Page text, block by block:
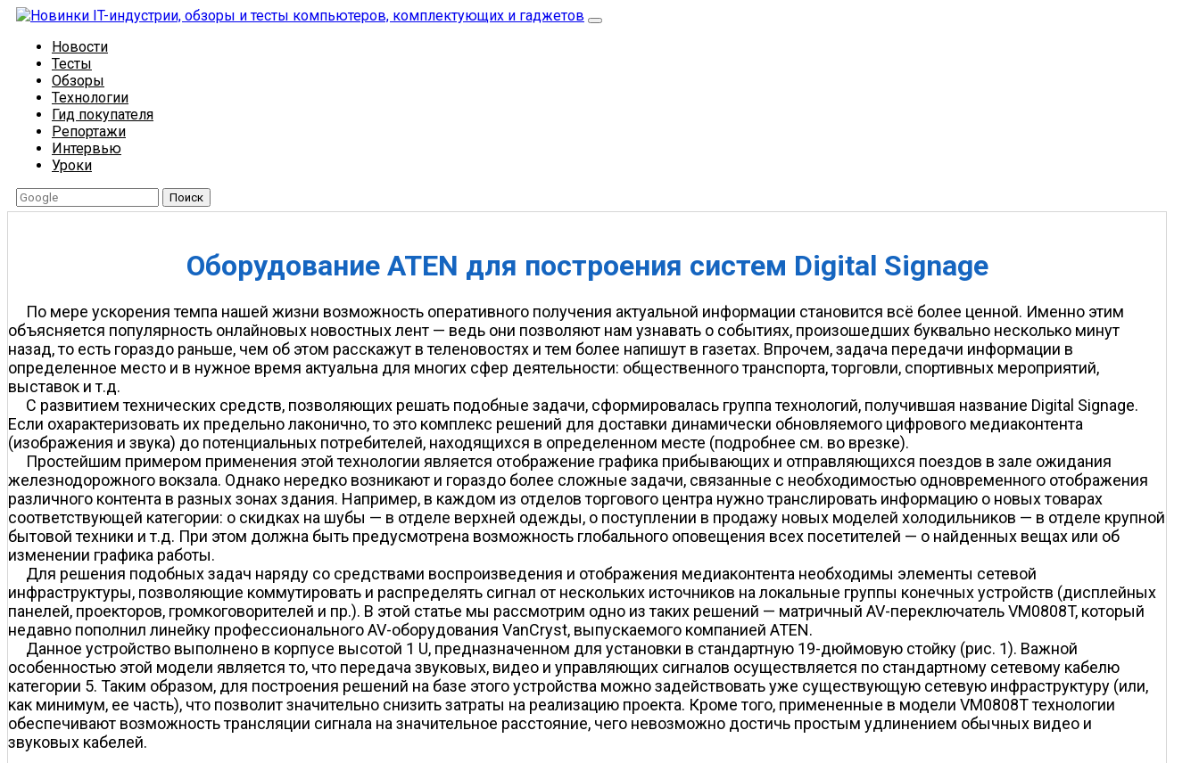
Новости
Тесты
Обзоры
Технологии
Гид покупателя
Репортажи
Интервью
Уроки
Поиск
Оборудование ATEN для построения систем Digital Signage
По мере ускорения темпа нашей жизни возможность оперативного получения актуальной информации становится всё более ценной. Именно этим
объясняется популярность онлайновых новостных лент — ведь они позволяют нам узнавать о событиях, произошедших буквально несколько минут
назад, то есть гораздо раньше, чем об этом расскажут в теленовостях и тем более напишут в газетах. Впрочем, задача передачи информации в
определенное место и в нужное время актуальна для многих сфер деятельности: общественного транспорта, торговли, спортивных мероприятий,
выставок и т.д.
С развитием технических средств, позволяющих решать подобные задачи, сформировалась группа технологий, получившая название Digital Signage.
Если охарактеризовать их предельно лаконично, то это комплекс решений для доставки динамически обновляемого цифрового медиаконтента
(изображения и звука) до потенциальных потребителей, находящихся в определенном месте (подробнее см. во врезке).
Простейшим примером применения этой технологии является отображение графика прибывающих и отправляющихся поездов в зале ожидания
железнодорожного вокзала. Однако нередко возникают и гораздо более сложные задачи, связанные с необходимостью одновременного отображения
различного контента в разных зонах здания. Например, в каждом из отделов торгового центра нужно транслировать информацию о новых товарах
соответствующей категории: о скидках на шубы — в отделе верхней одежды, о поступлении в продажу новых моделей холодильников — в отделе крупной
бытовой техники и т.д. При этом должна быть предусмотрена возможность глобального оповещения всех посетителей — о найденных вещах или об
изменении графика работы.
Для решения подобных задач наряду со средствами воспроизведения и отображения медиаконтента необходимы элементы сетевой
инфраструктуры, позволяющие коммутировать и распределять сигнал от нескольких источников на локальные группы конечных устройств (дисплейных
панелей, проекторов, громкоговорителей и пр.). В этой статье мы рассмотрим одно из таких решений — мат­ричный AV-переключатель VM0808T, который
недавно пополнил линейку профессионального AV-оборудования VanCryst, выпускаемого компанией ATEN.
Данное устройство выполнено в корпусе высотой 1 U, предназначенном для установки в стандартную 19-дюймовую стойку (рис. 1). Важной
особенностью этой модели является то, что передача звуковых, видео­ и управляющих сигналов осуществляется по стандартному сетевому кабелю
категории 5. Таким образом, для построения решений на базе этого устройства можно задействовать уже существующую сетевую инфраструктуру (или,
как минимум, ее часть), что позволит значительно снизить затраты на реализацию проекта. Кроме того, примененные в модели VM0808T технологии
обеспечивают возможность трансляции сигнала на значительное расстояние, чего невозможно достичь простым удлинением обычных видео­ и
звуковых кабелей.